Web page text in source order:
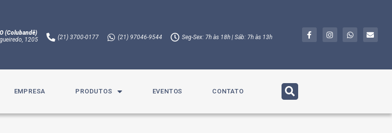
(Colubandê)
1205​
(21) 3700-0177 (21) 97046-9544 Seg-Sex: 7h às 18h | Sáb: 7h às 13h
EMPRESA PRODUTOS EVENTOS CONTATO